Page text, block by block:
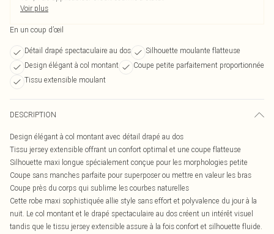
Voir plus
En un coup d’œil
Détail drapé spectaculaire au dos
Silhouette moulante flatteuse
Design élégant à col montant
Coupe petite parfaitement proportionnée
Tissu extensible moulant
DESCRIPTION
Design élégant à col montant avec détail drapé au dos
Tissu jersey extensible offrant un confort optimal et une coupe flatteuse
Silhouette maxi longue spécialement conçue pour les morphologies petite
Coupe sans manches parfaite pour superposer ou mettre en valeur les bras
Coupe près du corps qui sublime les courbes naturelles
Cette robe maxi sophistiquée allie style sans effort et polyvalence du jour à la
nuit. Le col montant et le drapé spectaculaire au dos créent un intérêt visuel
tandis que le tissu jersey extensible assure à la fois confort et silhouette fluide.